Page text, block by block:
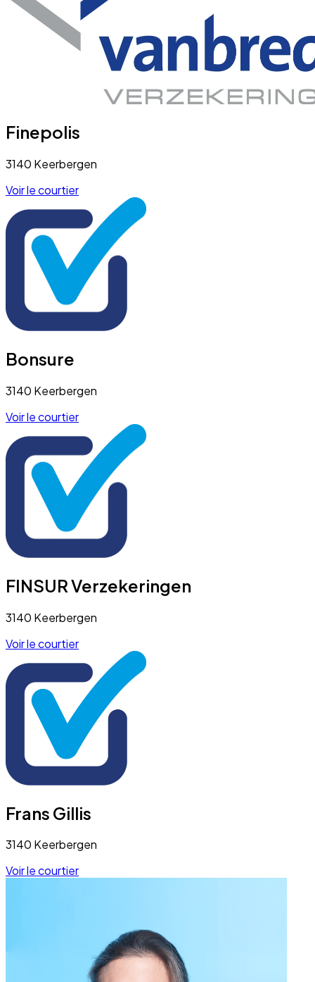
Finepolis
3140 Keerbergen
Voir le courtier
Bonsure
3140 Keerbergen
Voir le courtier
FINSUR Verzekeringen
3140 Keerbergen
Voir le courtier
Frans Gillis
3140 Keerbergen
Voir le courtier